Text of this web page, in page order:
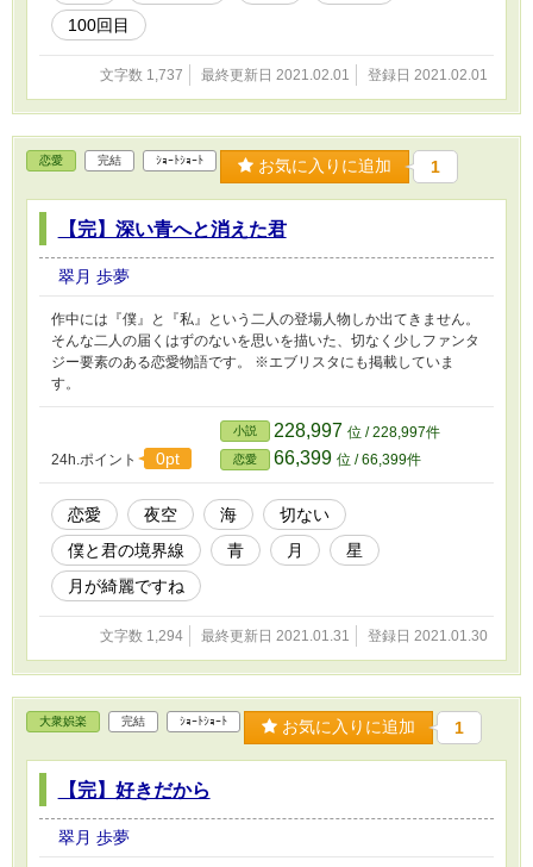
100回目
文字数 1,737 最終更新日 2021.02.01 登録日 2021.02.01
恋愛 完結 ｼｮｰﾄｼｮｰﾄ お気に入りに追加 1
【完】深い青へと消えた君
翠月 歩夢
作中には『僕』と『私』という二人の登場人物しか出てきません。
そんな二人の届くはずのないを思いを描いた、切なく少しファンタ
ジー要素のある恋愛物語です。 ※エブリスタにも掲載していま
す。
24h.ポイント 0pt
小説 228,997 位 / 228,997件
恋愛 66,399 位 / 66,399件
恋愛 夜空 海
切ない
僕と君の境界線
青 月
星
月が綺麗ですね
文字数 1,294 最終更新日 2021.01.31 登録日 2021.01.30
大衆娯楽 完結 ｼｮｰﾄｼｮｰﾄ お気に入りに追加 1
【完】好きだから
翠月 歩夢